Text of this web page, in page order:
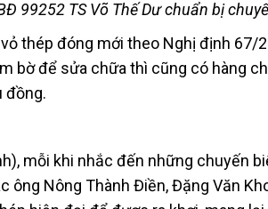
99252 TS Võ Thế Dư chuẩn bị
thép đóng mới theo Nghị định 67/
bờ để sửa chữa thì cũng có hàng
đồng.
mỗi khi nhắc đến những chuyến
ông Nông Thành Điền, Đặng Văn